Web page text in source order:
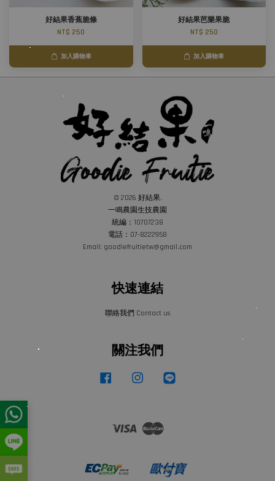
好結果香蕉脆條
NT$ 250
加入購物車
好結果芭樂果脆
NT$ 250
加入購物車
© 2026 好結果.
一鳴農園生技農園
統編：10707238
電話：07-8222958
Email: goodiefruitietw@gmail.com
快速連結
聯絡我們 Contact us
關注我們
Facebook Instagram
Visa